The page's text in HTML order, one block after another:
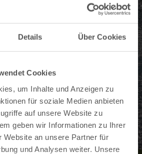
Details Über Cookies
Cookies
um Inhalte und Anzeigen zu
für soziale Medien anbieten
auf unsere Website zu
geben wir Informationen zu Ihrer
Website an unsere Partner für
und Analysen weiter. Unsere